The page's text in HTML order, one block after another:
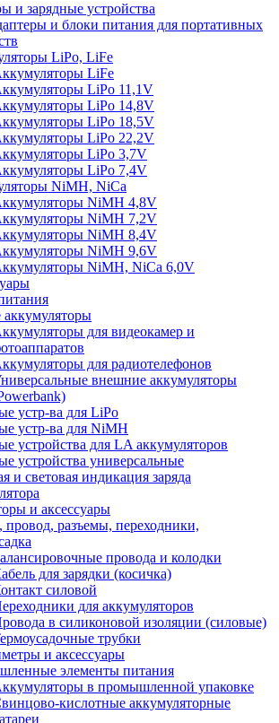
и зарядные устройства
и блоки питания для портативных
LiPo, LiFe
LiFe
LiPo 11,1V
LiPo 14,8V
LiPo 18,5V
LiPo 22,2V
LiPo 3,7V
LiPo 7,4V
NiMH, NiCa
NiMH 4,8V
NiMH 7,2V
NiMH 8,4V
NiMH 9,6V
NiMH, NiCa 6,0V
аккумуляторы
для видеокамер и
для радиотелефонов
внешние аккумуляторы
устр-ва для LiPo
устр-ва для NiMH
устройства для LA аккумуляторов
устройства универсальные
и световая индикация заряда
и аксессуары
провод, разъемы, переходники,
провода и колодки
для зарядки (косичка)
силовой
для аккумуляторов
в силиконовой изоляции (силовые)
трубки
и аксессуары
элементы питания
в промышленной упаковке
кислотные аккумуляторные